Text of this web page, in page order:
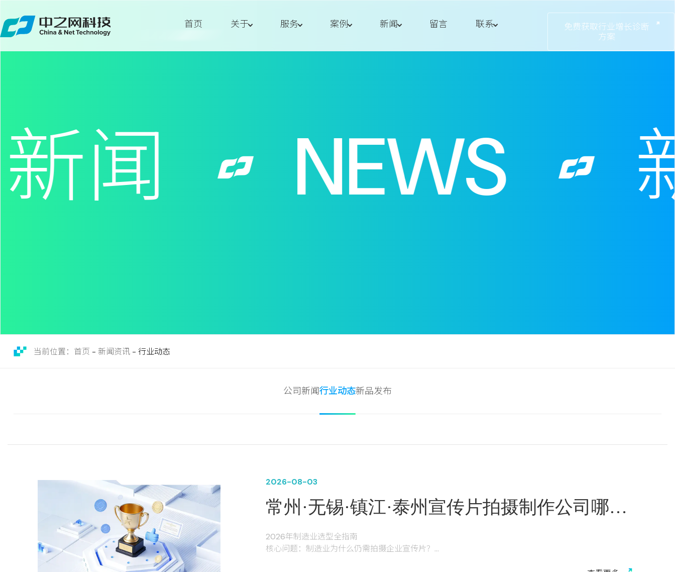
首页 关于 服务 案例 新闻 留言 联系
联系
免费获取行业增长诊断
方案
闻 NEWS
当前位置：首页 - 新闻资讯 - 行业动态
公司新闻行业动态新品发布
2026-08-03
常州·无锡·镇江·泰州宣传片拍摄制作公司哪家
好？
2026年制造业选型全指南
核心问题：制造业为什么仍需拍摄企业宣传片？